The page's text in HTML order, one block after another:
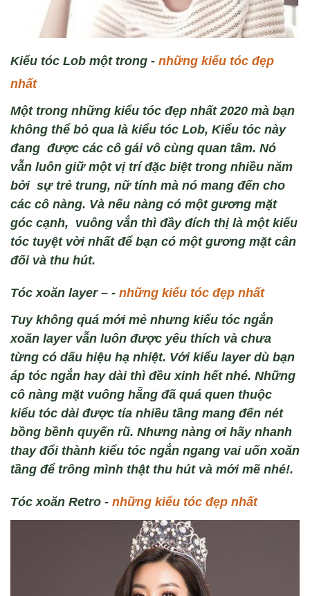
Kiểu tóc Lob một trong - những kiểu tóc đẹp
nhất
Một trong những kiểu tóc đẹp nhất2020 mà bạn
không thể bỏ qua là kiểu tóc Lob, Kiểu tóc này
đang được các cô gái vô cùng quan tâm. Nó
vẫn luôn giữmột vị trí đặc biệttrong nhiều năm
bởi sự trẻ trung, nữ tính mà nó mang đến cho
các cô nàng. Và nếu nàng có một gương mặt
góc cạnh, vuông vắn thì đầy đích thị là một kiểu
tóc tuyệt vời nhất để bạn có một gương mặt cân
đối và thu hút.
Tóc xoăn layer – - những kiểu tóc đẹp nhất
Tuy không quá mới mẻ nhưng kiểu tóc ngắn
xoăn layer vẫn luôn được yêu thích và chưa
từng có dấu hiệu hạ nhiệt. Với kiểu layer dù bạn
áp tóc ngắn hay dài thì đều xinh hết nhé. Những
cô nàng mặt vuông hẵng đã quá quen thuộc
kiểu tóc dài được tỉa nhiều tầng mang đến nét
bồng bềnh quyến rũ. Nhưng nàng ơihãy nhanh
thay đổi thành kiểu tóc ngắn ngang vai uốn xoăn
tầng để trông mình thật thu hút và mới mẽ nhé!.
Tóc xoăn Retro - những kiểu tóc đẹp nhất